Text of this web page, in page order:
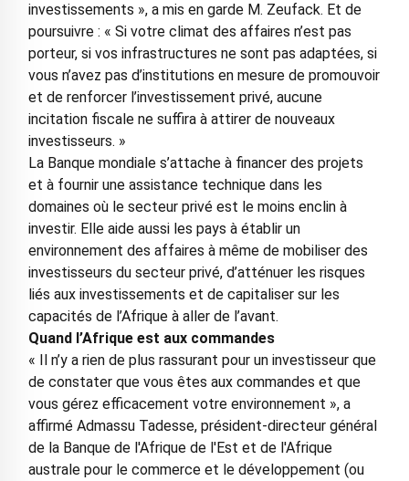
investissements », a mis en garde M. Zeufack. Et de
poursuivre : « Si votre climat des affaires n’est pas
porteur, si vos infrastructures ne sont pas adaptées, si
vous n’avez pas d’institutions en mesure de promouvoir
et de renforcer l’investissement privé, aucune
incitation fiscale ne suffira à attirer de nouveaux
investisseurs. »
La Banque mondiale s’attache à financer des projets
et à fournir une assistance technique dans les
domaines où le secteur privé est le moins enclin à
investir. Elle aide aussi les pays à établir un
environnement des affaires à même de mobiliser des
investisseurs du secteur privé, d’atténuer les risques
liés aux investissements et de capitaliser sur les
capacités de l’Afrique à aller de l’avant.
Quand l’Afrique est aux commandes
« Il n’y a rien de plus rassurant pour un investisseur que
de constater que vous êtes aux commandes et que
vous gérez efficacement votre environnement », a
affirmé Admassu Tadesse, président-directeur général
de la Banque de l'Afrique de l'Est et de l'Afrique
australe pour le commerce et le développement (ou